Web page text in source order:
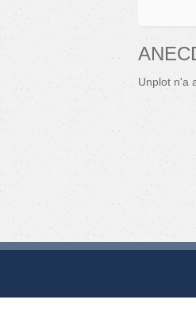
Unplot n'a